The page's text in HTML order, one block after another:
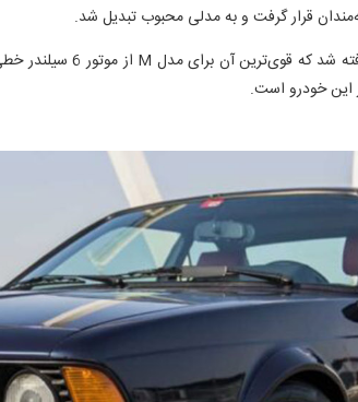
قرار گرفت و به مدلی محبوب تبدیل شد.